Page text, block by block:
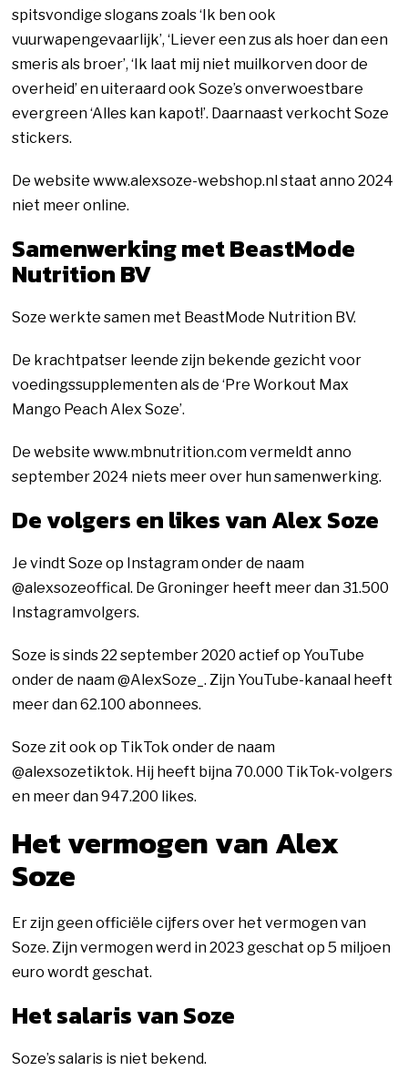
spitsvondige slogans zoals ‘Ik ben ook
vuurwapengevaarlijk’, ‘Liever een zus als hoer dan een
smeris als broer’, ‘Ik laat mij niet muilkorven door de
overheid’ en uiteraard ook Soze’s onverwoestbare
evergreen ‘Alles kan kapot!’. Daarnaast verkocht Soze
stickers.
De website www.alexsoze-webshop.nl staat anno 2024
niet meer online.
Samenwerking met BeastMode
Nutrition BV
Soze werkte samen met BeastMode Nutrition BV.
De krachtpatser leende zijn bekende gezicht voor
voedingssupplementen als de ‘Pre Workout Max
Mango Peach Alex Soze’.
De website www.mbnutrition.com vermeldt anno
september 2024 niets meer over hun samenwerking.
De volgers en likes van Alex Soze
Je vindt Soze op Instagram onder de naam
@alexsozeoffical. De Groninger heeft meer dan 31.500
Instagramvolgers.
Soze is sinds 22 september 2020 actief op YouTube
onder de naam @AlexSoze_. Zijn YouTube-kanaal heeft
meer dan 62.100 abonnees.
Soze zit ook op TikTok onder de naam
@alexsozetiktok. Hij heeft bijna 70.000 TikTok-volgers
en meer dan 947.200 likes.
Het vermogen van Alex
Soze
Er zijn geen officiële cijfers over het vermogen van
Soze. Zijn vermogen werd in 2023 geschat op 5 miljoen
euro wordt geschat.
Het salaris van Soze
Soze’s salaris is niet bekend.